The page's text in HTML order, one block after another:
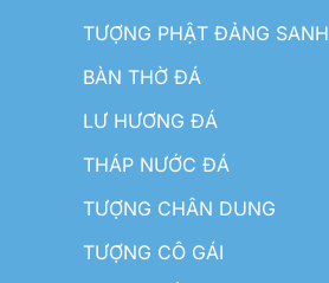
TƯỢNG PHẬT ĐẢNG SANH
BÀN THỜ ĐÁ
LƯ HƯƠNG ĐÁ
THÁP NƯỚC ĐÁ
TƯỢNG CHÂN DUNG
TƯỢNG CÔ GÁI